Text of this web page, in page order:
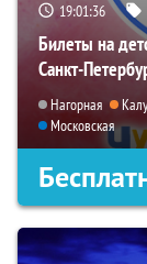
19:01:35
Билеты на
Санкт-
Нагорная
Московская